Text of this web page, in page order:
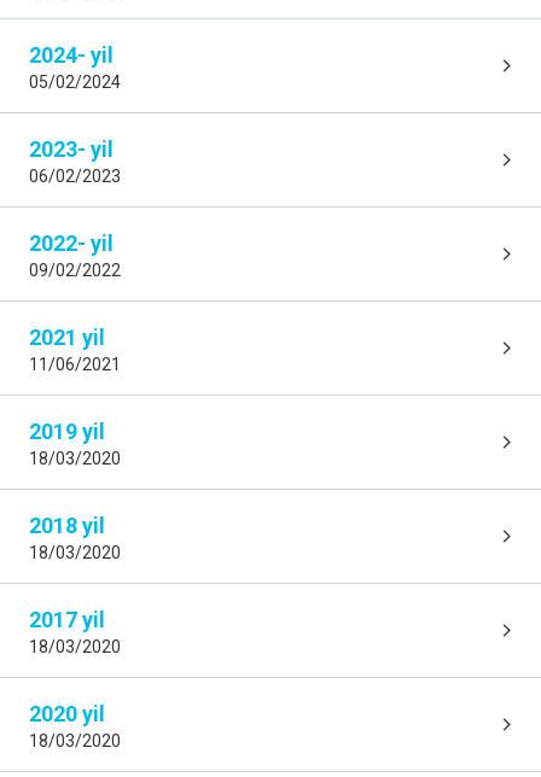
2024- yil
05/02/2024
2023- yil
06/02/2023
2022- yil
09/02/2022
2021 yil
11/06/2021
2019 yil
18/03/2020
2018 yil
18/03/2020
2017 yil
18/03/2020
2020 yil
18/03/2020